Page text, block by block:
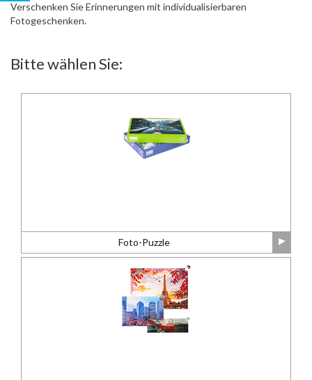
Verschenken Sie Erinnerungen mit individualisierbaren
Fotogeschenken.
Bitte wählen Sie:
Foto-Puzzle